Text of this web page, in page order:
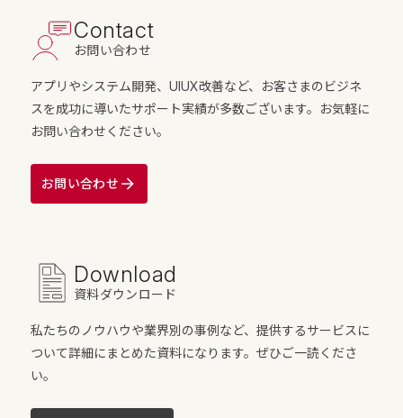
Contact
お問い合わせ
アプリやシステム開発、UIUX改善など、お客さまのビジネ
スを成功に導いたサポート実績が多数ございます。お気軽に
お問い合わせください。
お問い合わせ
Download
資料ダウンロード
私たちのノウハウや業界別の事例など、提供するサービスに
ついて詳細にまとめた資料になります。ぜひご一読くださ
い。